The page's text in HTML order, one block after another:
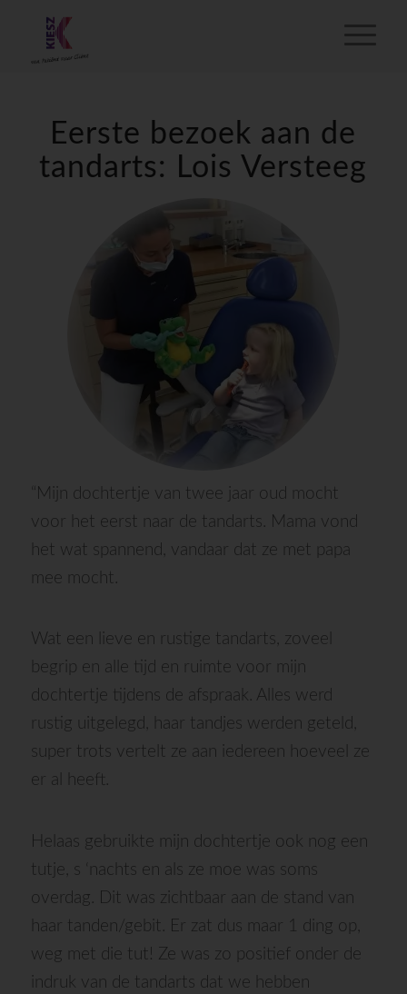
Eerste bezoek aan de
tandarts: Lois Versteeg
“Mijn dochtertje van twee jaar oud mocht
voor het eerst naar de tandarts. Mama vond
het wat spannend, vandaar dat ze met papa
mee mocht.
Wat een lieve en rustige tandarts, zoveel
begrip en alle tijd en ruimte voor mijn
dochtertje tijdens de afspraak. Alles werd
rustig uitgelegd, haar tandjes werden geteld,
super trots vertelt ze aan iedereen hoeveel ze
er al heeft.
Helaas gebruikte mijn dochtertje ook nog een
tutje, s ‘nachts en als ze moe was soms
overdag. Dit was zichtbaar aan de stand van
haar tanden/gebit. Er zat dus maar 1 ding op,
weg met die tut! Ze was zo positief onder de
indruk van de tandarts dat we hebben